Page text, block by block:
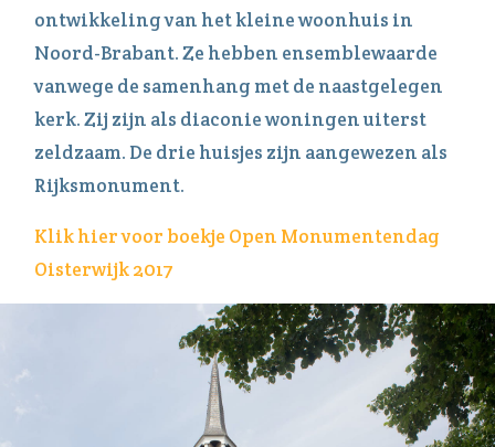
ontwikkeling van het kleine woonhuis in
Noord-Brabant. Ze hebben ensemblewaarde
vanwege de samenhang met de naastgelegen
kerk. Zij zijn als diaconie woningen uiterst
zeldzaam. De drie huisjes zijn aangewezen als
Rijksmonument.
Klik hier voor boekje Open Monumentendag
Oisterwijk 2017